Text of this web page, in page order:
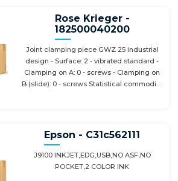
Rose Krieger -
182500040200
Joint clamping piece GWZ 25 industrial
design - Surface: 2 - vibrated standard -
Clamping on A: 0 - screws - Clamping on
B (slide): 0 - screws Statistical commodity
0.776KG
Epson - C31c562111
J9100 INKJET,EDG,USB,NO ASF,NO
POCKET,2 COLOR INK